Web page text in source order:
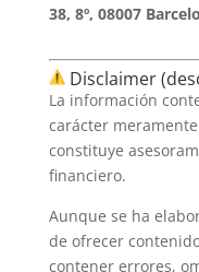
38, 8º, 08007
Disclaimer
La información
carácter
constituye
financiero.
Aunque se ha
de ofrecer
contener errores,